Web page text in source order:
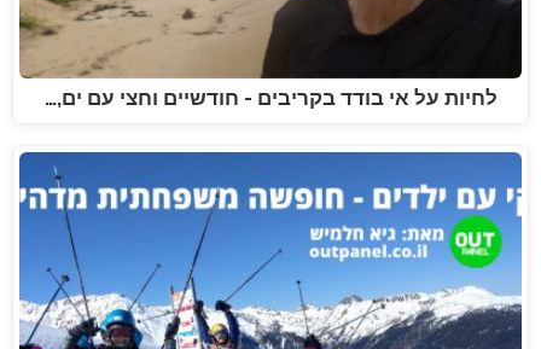
לחיות על אי בודד בקריבים - חודשיים וחצי עם ים,…